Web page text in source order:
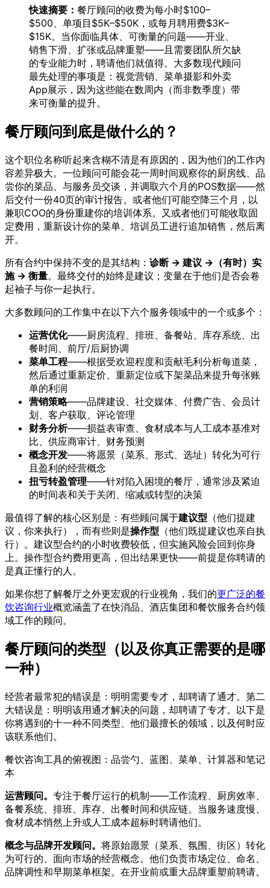
快速摘要： 餐厅顾问的收费为每小时$100–
$500、单项目$5K–$50K，或每月聘用费$3K–
$15K。当你面临具体、可衡量的问题——开业、
销售下滑、扩张或品牌重塑——且需要团队所欠缺
的专业能力时，聘请他们就值得。大多数现代顾问
最先处理的事项是：视觉营销、菜单摄影和外卖
App展示，因为这些能在数周内（而非数季度）带
来可衡量的提升。
餐厅顾问到底是做什么的？
这个职位名称听起来含糊不清是有原因的，因为他们的工作内
容差异极大。一位顾问可能会花一周时间观察你的厨房线、品
尝你的菜品、与服务员交谈，并调取六个月的POS数据——然
后交付一份40页的审计报告。或者他们可能空降三个月，以
兼职COO的身份重建你的培训体系。又或者他们可能收取固
定费用，重新设计你的菜单、培训员工进行追加销售，然后离
开。
所有合约中保持不变的是其结构： 诊断 → 建议 →（有时）实
施 → 衡量。最终交付的始终是建议；变量在于他们是否会卷
起袖子与你一起执行。
大多数顾问的工作集中在以下六个服务领域中的一个或多个：
运营优化——厨房流程、排班、备餐站、库存系统、出
餐时间、前厅/后厨协调
菜单工程——根据受欢迎程度和贡献毛利分析每道菜，
然后通过重新定价、重新定位或下架菜品来提升每张账
单的利润
营销策略——品牌建设、社交媒体、付费广告、会员计
划、客户获取、评论管理
财务分析——损益表审查、食材成本与人工成本基准对
比、供应商审计、财务预测
概念开发——将愿景（菜系、形式、选址）转化为可行
且盈利的经营概念
扭亏转盈管理——针对陷入困境的餐厅，通常涉及紧迫
的时间表和关于关闭、缩减或转型的决策
最值得了解的核心区别是：有些顾问属于建议型 （他们提建
议，你来执行），而有些则是操作型 （他们既提建议也亲自执
行）。建议型合约的小时收费较低，但实施风险会回到你身
上。操作型合约费用更高，但出结果更快——前提是你聘请的
是真正懂行的人。
如果你想了解餐厅之外更宏观的行业视角，我们的更广泛的餐
饮咨询行业概览涵盖了在快消品、酒店集团和餐饮服务合约领
域工作的顾问。
餐厅顾问的类型（以及你真正需要的是哪
一种）
经营者最常犯的错误是：明明需要专才，却聘请了通才。第二
大错误是：明明该用通才解决的问题，却聘请了专才。以下是
你将遇到的十一种不同类型、他们最擅长的领域，以及何时应
该联系他们。
餐饮咨询工具的俯视图：品尝勺、蓝图、菜单、计算器和笔记
本
运营顾问。 专注于餐厅运行的机制——工作流程、厨房效率、
备餐系统、排班、库存、出餐时间和供应链。当服务速度慢、
食材成本悄然上升或人工成本超标时聘请他们。
概念与品牌开发顾问。 将原始愿景（菜系、氛围、街区）转化
为可行的、面向市场的经营概念。他们负责市场定位、命名、
品牌调性和早期菜单框架。在开业前或重大品牌重塑前聘请。